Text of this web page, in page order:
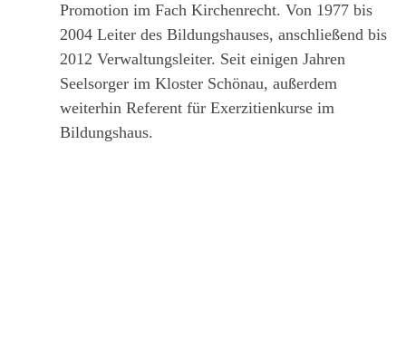
Promotion im Fach Kirchenrecht. Von 1977 bis
2004 Leiter des Bildungshauses, anschließend bis
2012 Verwaltungsleiter. Seit einigen Jahren
Seelsorger im Kloster Schönau, außerdem
weiterhin Referent für Exerzitienkurse im
Bildungshaus.